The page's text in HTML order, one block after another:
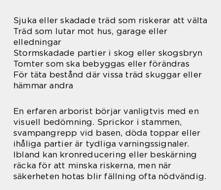
Sjuka eller skadade träd som riskerar att välta
Träd som lutar mot hus, garage eller
elledningar
Stormskadade partier i skog eller skogsbryn
Tomter som ska bebyggas eller förändras
För täta bestånd där vissa träd skuggar eller
hämmar andra
En erfaren arborist börjar vanligtvis med en
visuell bedömning. Sprickor i stammen,
svampangrepp vid basen, döda toppar eller
ihåliga partier är tydliga varningssignaler.
Ibland kan kronreducering eller beskärning
räcka för att minska riskerna, men när
säkerheten hotas blir fällning ofta nödvändig.